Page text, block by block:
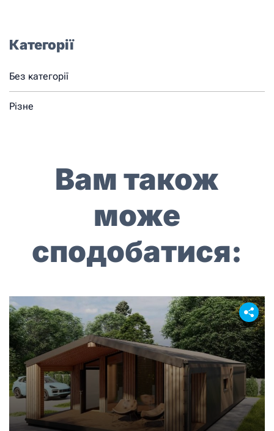
Категорії
Без категорії
Різне
Вам також
може
сподобатися: